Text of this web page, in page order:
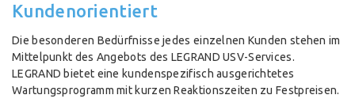
Kundenorientiert
Die besonderen Bedürfnisse jedes einzelnen Kunden stehen im
Mittelpunkt des Angebots des LEGRAND USV-Services.
LEGRAND bietet eine kundenspezifisch ausgerichtetes
Wartungsprogramm mit kurzen Reaktionszeiten zu Festpreisen.